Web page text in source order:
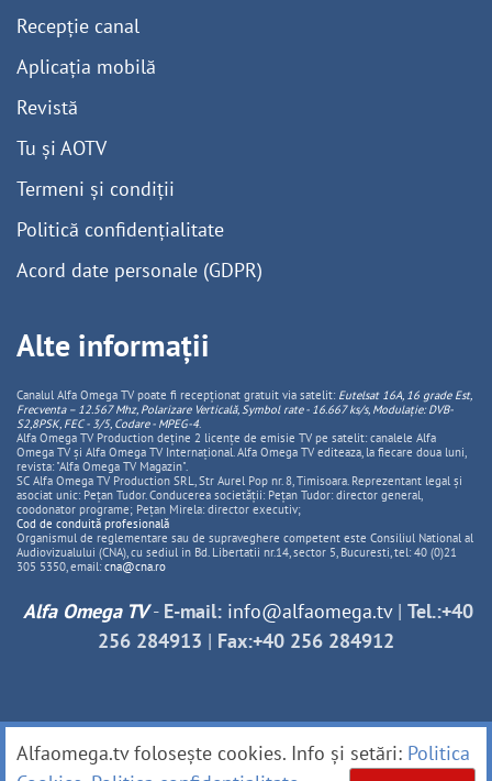
Recepție canal
Aplicația mobilă
Revistă
Tu și AOTV
Termeni și condiții
Politică confidențialitate
Acord date personale (GDPR)
Alte informații
Canalul Alfa Omega TV poate fi recepționat gratuit via satelit: Eutelsat 16A, 16 grade Est,
Frecventa – 12.567 Mhz, PolarizareVerticală, Symbol rate - 16.667 ks/s, Modulație: DVB-
S2,8PSK, FEC - 3/5, Codare - MPEG-4.
Alfa Omega TV Production deține 2 licențe de emisie TV pe satelit: canalele Alfa
Omega TV și Alfa Omega TV Internațional. Alfa Omega TV editeaza, la fiecare doua luni,
revista: "Alfa Omega TV Magazin".
SC Alfa Omega TV Production SRL, Str Aurel Pop nr. 8, Timisoara. Reprezentant legal și
asociat unic: Pețan Tudor. Conducerea societății: Pețan Tudor: director general,
coodonator programe; Pețan Mirela: director executiv;
Cod de conduită profesională
Organismul de reglementare sau de supraveghere competent este Consiliul National al
Audiovizualului (CNA), cu sediul in Bd. Libertatii nr.14, sector 5, Bucuresti, tel: 40 (0)21
305 5350, email: cna@cna.ro
Alfa Omega TV- E-mail: info@alfaomega.tv| Tel.:+40
256 284913 | Fax:+40 256 284912
Alfaomega.tv folosește cookies. Info și setări: Politica